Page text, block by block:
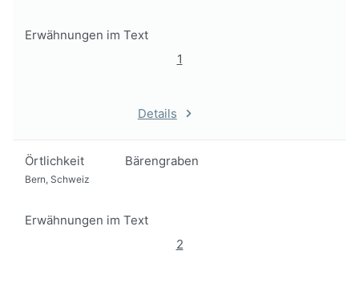
Erwähnungen im Text
1
Details
Örtlichkeit Bärengraben
Bern, Schweiz
Erwähnungen im Text
2